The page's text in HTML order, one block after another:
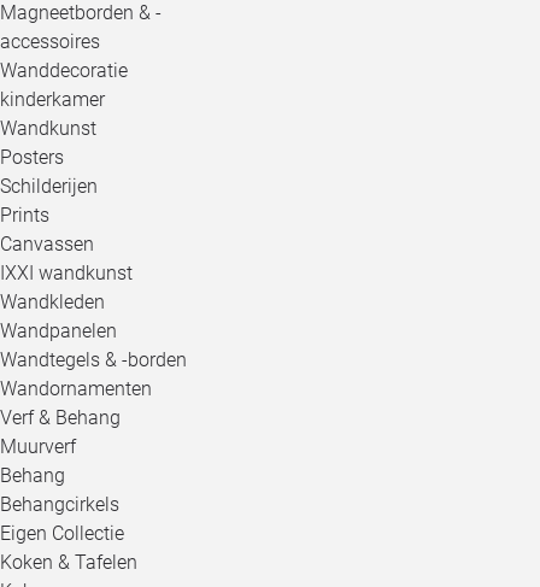
Magneetborden & -
accessoires
Wanddecoratie
kinderkamer
Wandkunst
Posters
Schilderijen
Prints
Canvassen
IXXI wandkunst
Wandkleden
Wandpanelen
Wandtegels & -borden
Wandornamenten
Verf & Behang
Muurverf
Behang
Behangcirkels
Eigen Collectie
Koken & Tafelen